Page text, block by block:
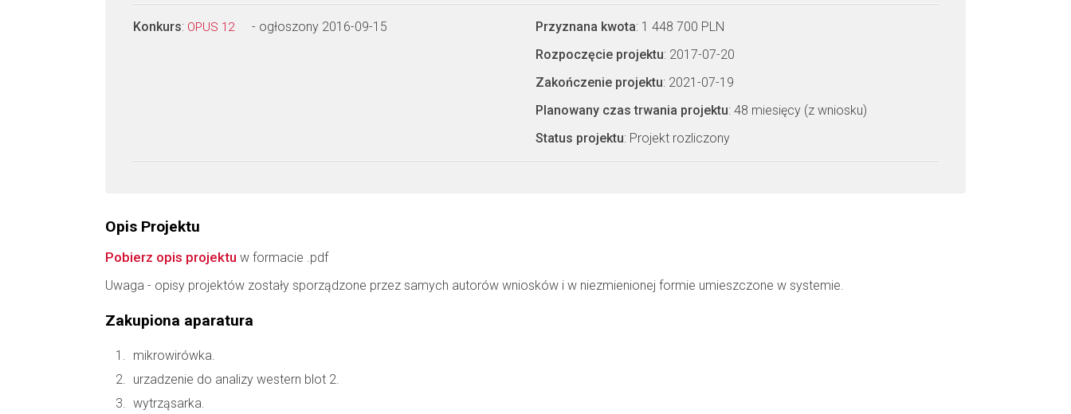
Konkurs: OPUS 12 - ogłoszony 2016-09-15 Przyznana kwota: 1 448 700 PLN
Rozpoczęcie projektu: 2017-07-20
Zakończenie projektu: 2021-07-19
Planowany czas trwania projektu: 48 miesięcy (z wniosku)
Status projektu: Projekt rozliczony
Opis Projektu
Pobierz opis projektu w formacie .pdf
Uwaga - opisy projektów zostały sporządzone przez samych autorów wniosków i w niezmienionej formie umieszczone w systemie.
Zakupiona aparatura
mikrowirówka.
urzadzenie do analizy western blot 2.
wytrząsarka.